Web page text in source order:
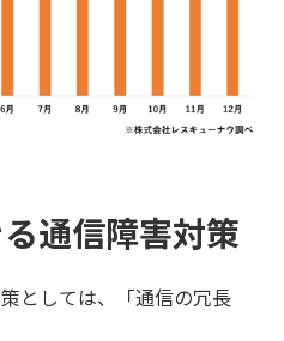
通信障害対策
としては、「通信の冗長